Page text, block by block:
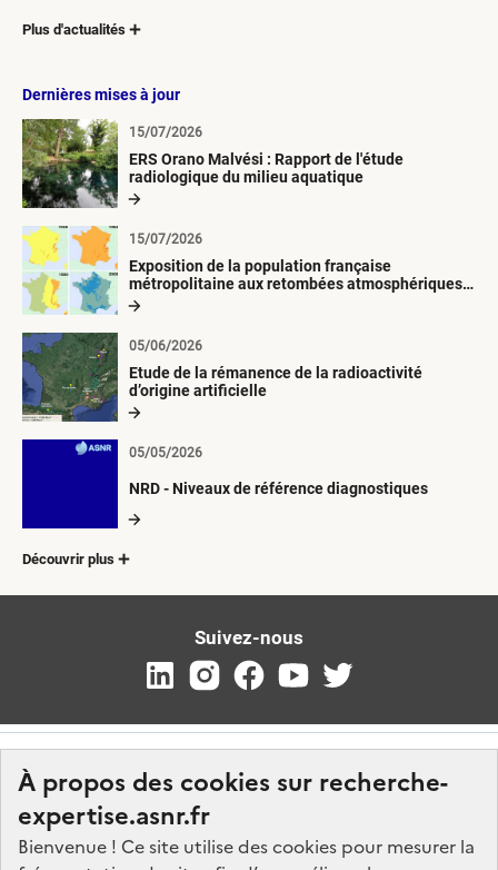
À propos des cookies sur recherche-
expertise.asnr.fr
Bienvenue ! Ce site utilise des cookies pour mesurer la
Plus d'actualités
Dernières mises à jour
ERS Orano Malvési : Rapport de l'étude
radiologique du milieu aquatique
15/07/2026
Exposition de la population française
métropolitaine aux retombées atmosphériques
radioactives depuis 1945
15/07/2026
Etude de la rémanence de la radioactivité
d’origine artificielle
05/06/2026
NRD - Niveaux de référence diagnostiques
05/05/2026
Découvrir plus
Suivez-nous